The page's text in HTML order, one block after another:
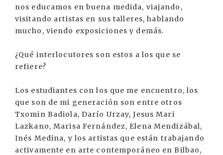
nos educamos en buena medida, viajando,
visitando artistas en sus talleres, hablando
mucho, viendo exposiciones y demás.
¿Qué interlocutores son estos a los que se
refiere?
Los estudiantes con los que me encuentro, los
que son de mi generación son entre otros
Txomin Badiola, Darío Urzay, Jesus Mari
Lazkano, Marisa Fernández, Elena Mendizábal,
Inés Medina, y los artistas que están trabajando
activamente en arte contemporáneo en Bilbao,